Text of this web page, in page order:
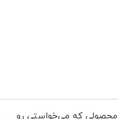
محصولی که می‌خواستی رو